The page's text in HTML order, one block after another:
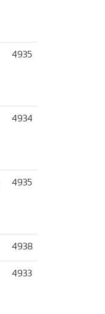
4935
4934
4935
4938
4933